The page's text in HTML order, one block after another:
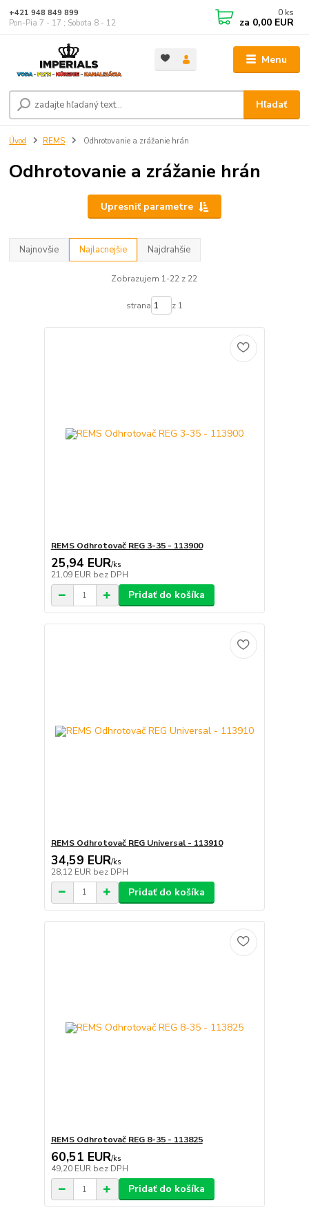
Menu
Hľadať
+421 948 849 899
Pon-Pia 7 - 17 ; Sobota 8 - 12
0 ks
za 0,00 EUR
Úvod REMS Odhrotovanie a zrážanie hrán
Odhrotovanie a zrážanie hrán
Upresniť parametre
Najnovšie Najlacnejšie Najdrahšie
Zobrazujem 1-22 z 22
strana z 1
REMS Odhrotovač REG 3-35 - 113900
25,94 EUR/ks
21,09 EUR bez DPH
Pridať do košíka
REMS Odhrotovač REG Universal - 113910
34,59 EUR/ks
28,12 EUR bez DPH
Pridať do košíka
REMS Odhrotovač REG 8-35 - 113825
60,51 EUR/ks
49,20 EUR bez DPH
Pridať do košíka